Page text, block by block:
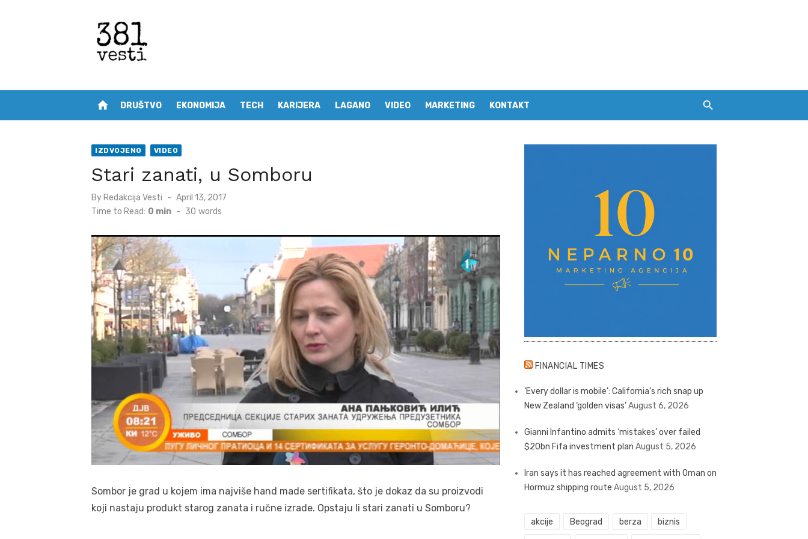
home DRUŠTVO EKONOMIJA TECH KARIJERA LAGANO VIDEO MARKETING KONTAKT
IZDVOJENO VIDEO
Stari zanati, u Somboru
By Redakcija Vesti
Posted
April 13, 2017
Time to Read: 0 min - 30 words
Sombor je grad u kojem ima najviše hand made sertifikata, što je dokaz da su proizvodi
koji nastaju produkt starog zanata i ručne izrade. Opstaju li stari zanati u Somboru?
FINANCIAL TIMES
‘Every dollar is mobile’: California’s rich snap up
New Zealand ‘golden visas’August 6, 2026
Gianni Infantino admits ‘mistakes’ over failed
$20bn Fifa investment plan August 5, 2026
Iran says it has reached agreement with Oman on
Hormuz shipping route August 5, 2026
akcije Beograd berza biznis